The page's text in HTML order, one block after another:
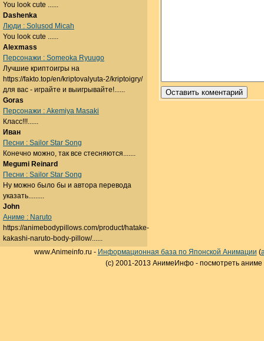
You look cute ......
Dashenka
Люди : Solusod Micah
You look cute ......
Alexmass
Персонажи : Someoka Ryuugo
Лучшие криптоигры на
https://fakto.top/en/kriptovalyuta-2/kriptoigry/
для вас - играйте и выигрывайте!......
Goras
Персонажи : Akemiya Masaki
Класс!!!......
Иван
Песни : Sailor Star Song
Конечно можно, так все стесняются.......
Megumi Reinard
Песни : Sailor Star Song
Ну можно было бы и автора перевода
указать.........
John
Аниме : Naruto
https://animebodypillows.com/product/hatake-
kakashi-naruto-body-pillow/......
www.Animeinfo.ru - Информационная база по Японской Анимации (
(c) 2001-2013 АнимеИнфо - посмотреть аниме